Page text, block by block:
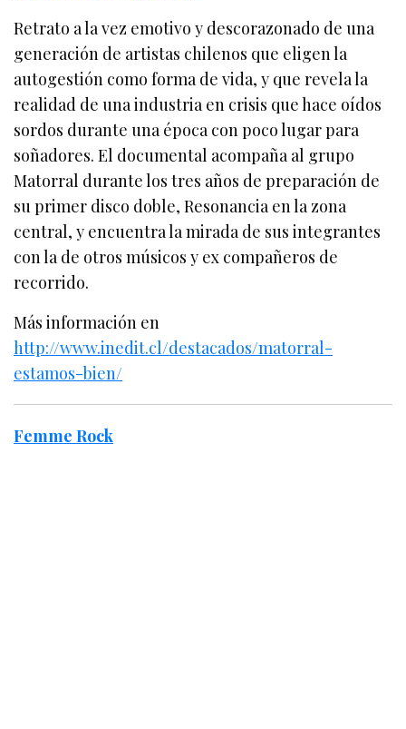
Retrato a la vez emotivo y descorazonado de una
generación de artistas chilenos que eligen la
autogestión como forma de vida, y que revela la
realidad de una industria en crisis que hace oídos
sordos durante una época con poco lugar para
soñadores. El documental acompaña al grupo
Matorral durante los tres años de preparación de
su primer disco doble, Resonancia en la zona
central, y encuentra la mirada de sus integrantes
con la de otros músicos y ex compañeros de
recorrido.
Más información en
http://www.inedit.cl/destacados/matorral-
estamos-bien/
Femme Rock